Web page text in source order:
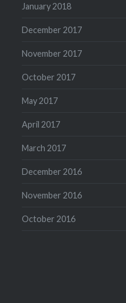
January 2018
December 2017
November 2017
October 2017
May 2017
April 2017
March 2017
December 2016
November 2016
October 2016